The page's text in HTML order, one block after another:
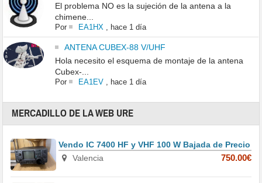
El problema NO es la sujeción de la antena a la
chimene...
Por EA1HX hace 1 día
ANTENA CUBEX-88 V/UHF
Hola necesito el esquema de montaje de la antena
Cubex-...
Por EA1EV, hace 1 día
MERCADILLO DE LA WEB URE
Vendo IC 7400 HF y VHF 100 W Bajada de Precio
Valencia
750.00€